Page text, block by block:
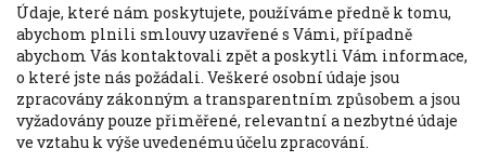
Údaje, které nám poskytujete, používáme předně k tomu,
abychom plnili smlouvy uzavřené s Vámi, případně
abychom Vás kontaktovali zpět a poskytli Vám informace,
o které jste nás požádali. Veškeré osobní údaje jsou
zpracovány zákonným a transparentním způsobem a jsou
vyžadovány pouze přiměřené, relevantní a nezbytné údaje
ve vztahu k výše uvedenému účelu zpracování.